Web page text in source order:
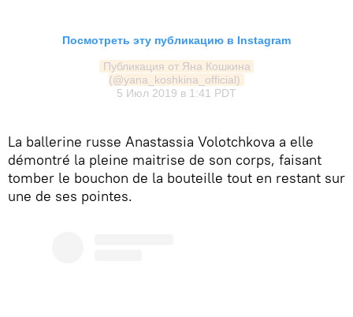
Посмотреть эту публикацию в Instagram
Публикация от Яна Кошкина
(@yana_koshkina_official)
5 Июл 2019 в 1:41 PDT
La ballerine russe Anastassia Volotchkova a elle
démontré la pleine maitrise de son corps, faisant
tomber le bouchon de la bouteille tout en restant sur
une de ses pointes.